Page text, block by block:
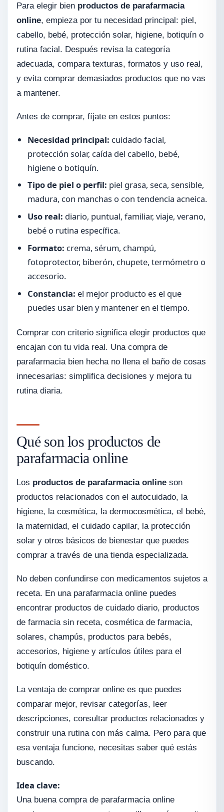
Para elegir bien productos de parafarmacia
online, empieza por tu necesidad principal: piel,
cabello, bebé, protección solar, higiene, botiquín o
rutina facial. Después revisa la categoría
adecuada, compara texturas, formatos y uso real,
y evita comprar demasiados productos que no vas
a mantener.
Antes de comprar, fíjate en estos puntos:
Necesidad principal: cuidado facial,
protección solar, caída del cabello, bebé,
higiene o botiquín.
Tipo de piel o perfil: piel grasa, seca, sensible,
madura, con manchas o con tendencia acneica.
Uso real: diario, puntual, familiar, viaje, verano,
bebé o rutina específica.
Formato: crema, sérum, champú,
fotoprotector, biberón, chupete, termómetro o
accesorio.
Constancia: el mejor producto es el que
puedes usar bien y mantener en el tiempo.
Comprar con criterio significa elegir productos que
encajan con tu vida real. Una compra de
parafarmacia bien hecha no llena el baño de cosas
innecesarias: simplifica decisiones y mejora tu
rutina diaria.
Qué son los productos de
parafarmacia online
Los productos de parafarmacia online son
productos relacionados con el autocuidado, la
higiene, la cosmética, la dermocosmética, el bebé,
la maternidad, el cuidado capilar, la protección
solar y otros básicos de bienestar que puedes
comprar a través de una tienda especializada.
No deben confundirse con medicamentos sujetos a
receta. En una parafarmacia online puedes
encontrar productos de cuidado diario, productos
de farmacia sin receta, cosmética de farmacia,
solares, champús, productos para bebés,
accesorios, higiene y artículos útiles para el
botiquín doméstico.
La ventaja de comprar online es que puedes
comparar mejor, revisar categorías, leer
descripciones, consultar productos relacionados y
construir una rutina con más calma. Pero para que
esa ventaja funcione, necesitas saber qué estás
buscando.
Idea clave:
Una buena compra de parafarmacia online